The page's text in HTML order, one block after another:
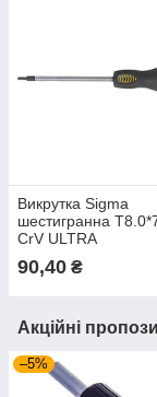
Викрутка Sigma
шестигранна
CrV ULTRA
90,40 ₴
Акційні
–5%